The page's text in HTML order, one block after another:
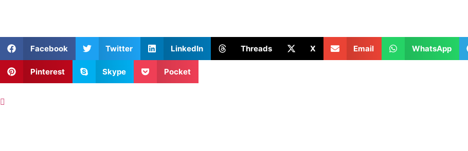
Facebook Twitter LinkedIn Threads X Email WhatsApp
Pinterest Skype Pocket